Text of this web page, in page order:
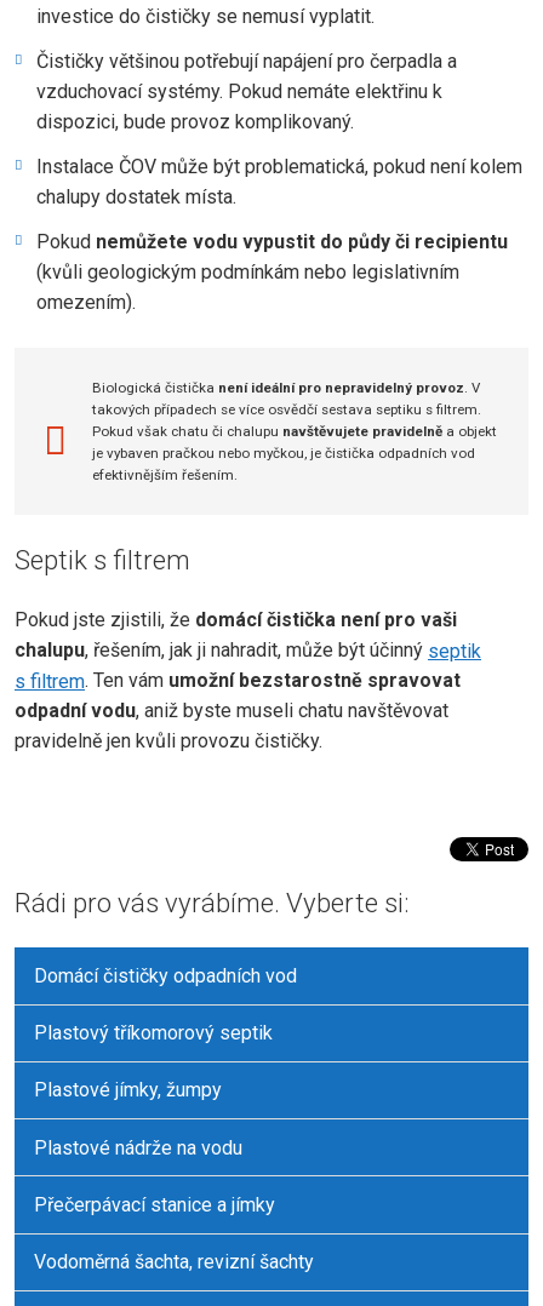
investice do čističky se nemusí vyplatit.
Čističky většinou potřebují napájení pro čerpadla a
vzduchovací systémy. Pokud nemáte elektřinu k
dispozici, bude provoz komplikovaný.
Instalace ČOV může být problematická, pokud není kolem
chalupy dostatek místa.
Pokud nemůžete vodu vypustit do půdy či recipientu
(kvůli geologickým podmínkám nebo legislativním
omezením).
Biologická čistička není ideální pro nepravidelný provoz. V
takových případech se více osvědčí sestava septiku s filtrem.
Pokud však chatu či chalupu navštěvujete pravidelně a objekt
je vybaven pračkou nebo myčkou, je čistička odpadních vod
efektivnějším řešením.
Septik s filtrem
Pokud jste zjistili, že domácí čistička není pro vaši
chalupu, řešením, jak ji nahradit, může být účinný septik
s filtrem. Ten vám umožní bezstarostně spravovat
odpadní vodu, aniž byste museli chatu navštěvovat
pravidelně jen kvůli provozu čističky.
Rádi pro vás vyrábíme. Vyberte si:
Domácí čističky odpadních vod
Plastový tříkomorový septik
Plastové jímky, žumpy
Plastové nádrže na vodu
Přečerpávací stanice a jímky
Vodoměrná šachta, revizní šachty